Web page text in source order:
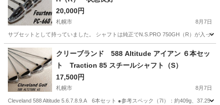
20,000円
札幌市 8月7日
サブセットとして持っていました。 シャフトは純正でN.S.PRO 750GH（R）が入っ
北海道 札幌市 ゴルフ
クリーブランド 588 Altitude アイアン ６本セッ
ト Traction 85 スチールシャフト（S）
17,500円
札幌市 8月7日
Cleveland 588 Altitude 5.6.7.8.9.A 6本セット ●参考スペック（7I）：約409g、37.25イ